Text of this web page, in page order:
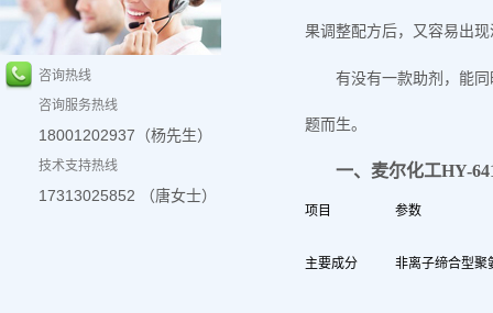
咨询热线
咨询服务热线
18001202937（杨先生）
技术支持热线
17313025852 （唐女士）
果调整配方后，又容易出
有没有一款助剂，能
题而生。
一、麦尔化工HY-
项目 参数
主要成分 非离子缔合型聚